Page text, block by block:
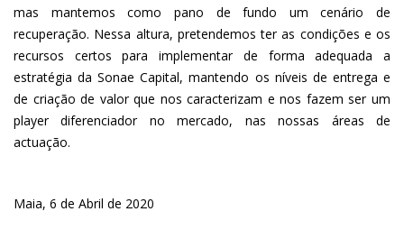
mas mantemos como pano de fundo um cenário de
recuperação. Nessa altura, pretendemos ter as condições e os
recursos certos para implementar de forma adequada a
estratégia da Sonae Capital, mantendo os níveis de entrega e
de criação de valor que nos caracterizam e nos fazem ser um
player diferenciador no mercado, nas nossas áreas de
actuação.
Maia, 6 de Abril de 2020